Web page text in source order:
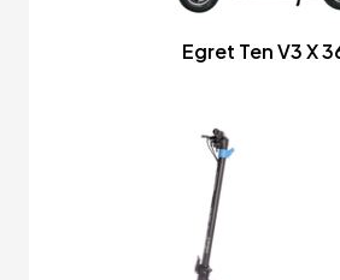
Egret Ten V3 X